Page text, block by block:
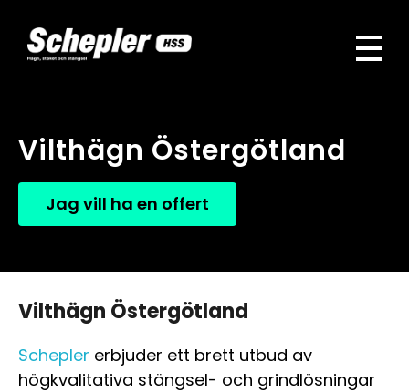
Vilthägn Östergötland
Jag vill ha en offert
Vilthägn Östergötland
Schepler erbjuder ett brett utbud av
högkvalitativa stängsel- och grindlösningar